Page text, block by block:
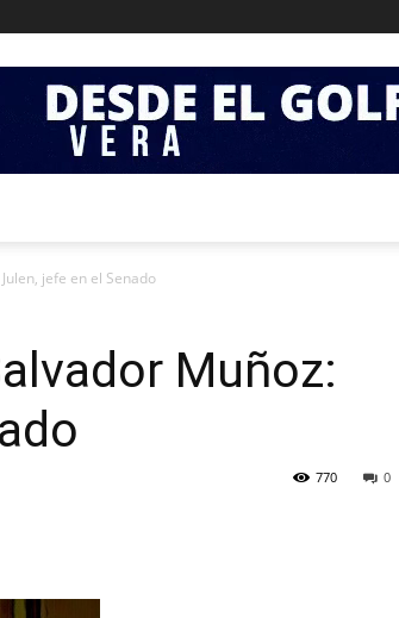
jefe en el Senado
Muñoz:
0
770